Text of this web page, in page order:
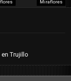
Trujillo